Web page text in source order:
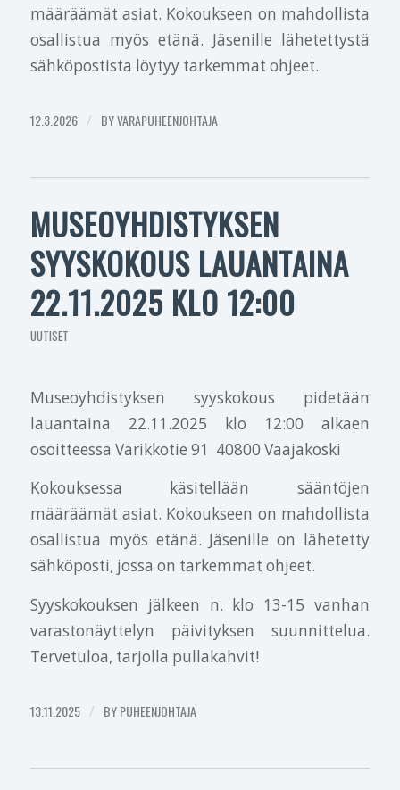
määräämät asiat. Kokoukseen on mahdollista
osallistua myös etänä. Jäsenille lähetettystä
sähköpostista löytyy tarkemmat ohjeet.
12.3.2026 / BYVARAPUHEENJOHTAJA
MUSEOYHDISTYKSEN
SYYSKOKOUS LAUANTAINA
22.11.2025 KLO 12:00
UUTISET
Museoyhdistyksen syyskokous pidetään
lauantaina 22.11.2025 klo 12:00 alkaen
osoitteessa Varikkotie 91 40800 Vaajakoski
Kokouksessa käsitellään sääntöjen
määräämät asiat. Kokoukseen on mahdollista
osallistua myös etänä. Jäsenille on lähetetty
sähköposti, jossa on tarkemmat ohjeet.
Syyskokouksen jälkeen n. klo 13-15 vanhan
varastonäyttelyn päivityksen suunnittelua.
Tervetuloa, tarjolla pullakahvit!
13.11.2025 / BYPUHEENJOHTAJA